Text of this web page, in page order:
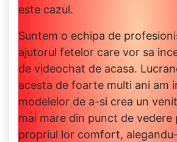
este cazul.
Suntem o echipa de
ajutorul fetelor care vor sa
de videochat de acasa.
acesta de foarte multi ani am
modelelor de a-si crea un
mai mare din punct de vedere
propriul lor comfort,